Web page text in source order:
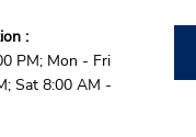
:
PM; Mon - Fri
Sat 8:00 AM -